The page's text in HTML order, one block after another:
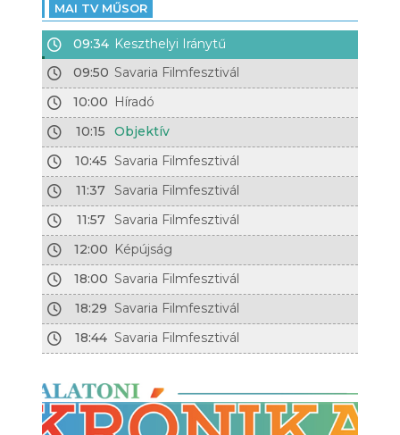
MAI TV MŰSOR
09:34 Keszthelyi Iránytű
09:50 Savaria Filmfesztivál
10:00 Híradó
10:15
Objektív
10:45 Savaria Filmfesztivál
11:37
Savaria Filmfesztivál
11:57 Savaria Filmfesztivál
12:00 Képújság
18:00 Savaria Filmfesztivál
18:29 Savaria Filmfesztivál
18:44 Savaria Filmfesztivál